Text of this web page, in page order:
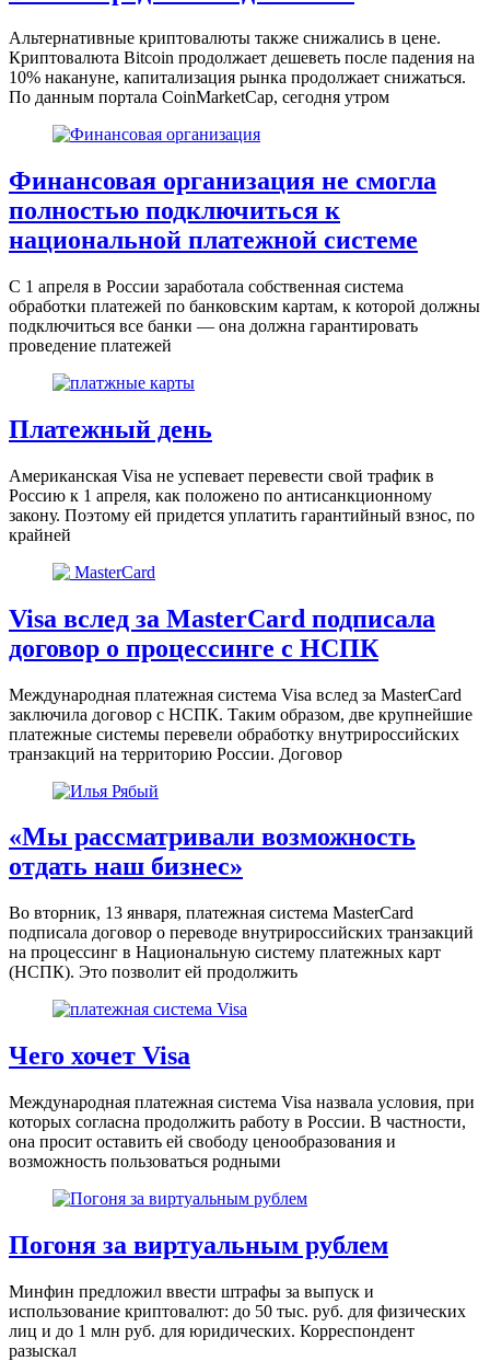
Альтернативные криптовалюты также снижались в цене.
Криптовалюта Вitcoin продолжает дешеветь после падения на
10% накануне, капитализация рынка продолжает снижаться.
По данным портала CoinMarketCap, сегодня утром
Финансовая организация не смогла
полностью подключиться к
национальной платежной системе
С 1 апреля в России заработала собственная система
обработки платежей по банковским картам, к которой должны
подключиться все банки — она должна гарантировать
проведение платежей
Платежный день
Американская Visa не успевает перевести свой трафик в
Россию к 1 апреля, как положено по антисанкционному
закону. Поэтому ей придется уплатить гарантийный взнос, по
крайней
Visa вслед за MasterCard подписала
договор о процессинге с НСПК
Международная платежная система Visa вслед за MasterCard
заключила договор с НСПК. Таким образом, две крупнейшие
платежные системы перевели обработку внутрироссийских
транзакций на территорию России. Договор
«Мы рассматривали возможность
отдать наш бизнес»
Во вторник, 13 января, платежная система MasterCard
подписала договор о переводе внутрироссийских транзакций
на процессинг в Национальную систему платежных карт
(НСПК). Это позволит ей продолжить
Чего хочет Visa
Международная платежная система Visa назвала условия, при
которых согласна продолжить работу в России. В частности,
она просит оставить ей свободу ценообразования и
возможность пользоваться родными
Погоня за виртуальным рублем
Минфин предложил ввести штрафы за выпуск и
использование криптовалют: до 50 тыс. руб. для физических
лиц и до 1 млн руб. для юридических. Корреспондент
разыскал